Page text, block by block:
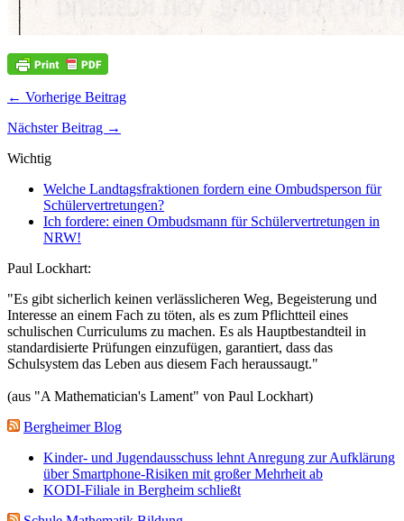
← Vorherige Beitrag
Nächster Beitrag →
Wichtig
Welche Landtagsfraktionen fordern eine Ombudsperson für
Schülervertretungen?
Ich fordere: einen Ombudsmann für Schülervertretungen in
NRW!
Paul Lockhart:
"Es gibt sicherlich keinen verlässlicheren Weg, Begeisterung und
Interesse an einem Fach zu töten, als es zum Pflichtteil eines
schulischen Curriculums zu machen. Es als Hauptbestandteil in
standardisierte Prüfungen einzufügen, garantiert, dass das
Schulsystem das Leben aus diesem Fach heraussaugt."
(aus "A Mathematician's Lament" von Paul Lockhart)
Bergheimer Blog
Kinder- und Jugendausschuss lehnt Anregung zur Aufklärung
über Smartphone-Risiken mit großer Mehrheit ab
KODI-Filiale in Bergheim schließt